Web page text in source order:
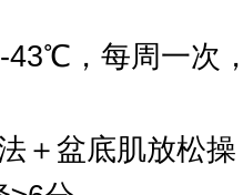
43℃，每周一次
＋盆底肌放松